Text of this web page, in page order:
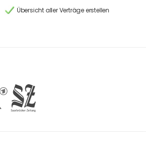
Übersicht aller Verträge erstellen